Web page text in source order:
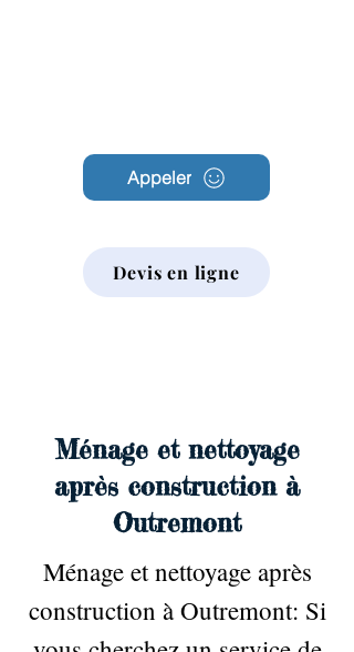
Appeler
Devis en ligne
Ménage et nettoyage
après construction à
Outremont
Ménage et nettoyage après
construction à Outremont: Si